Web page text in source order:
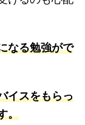
なる勉強がで
イスをもらっ
。